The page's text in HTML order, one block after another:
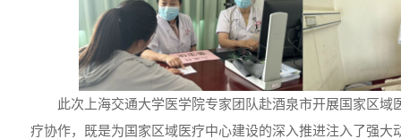
此次上海交通大学医学院专家团队赴酒泉市开展国家区域
疗协作，既是为国家区域医疗中心建设的深入推进注入了强大